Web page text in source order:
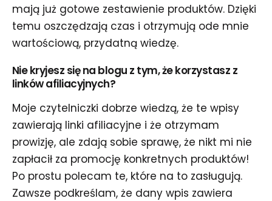
mają już gotowe zestawienie produktów. Dzięki
temu oszczędzają czas i otrzymują ode mnie
wartościową, przydatną wiedzę.
Nie kryjesz się na blogu z tym, że korzystasz z
linków afiliacyjnych?
Moje czytelniczki dobrze wiedzą, że te wpisy
zawierają linki afiliacyjne i że otrzymam
prowizję, ale zdają sobie sprawę, że nikt mi nie
zapłacił za promocję konkretnych produktów!
Po prostu polecam te, które na to zasługują.
Zawsze podkreślam, że dany wpis zawiera